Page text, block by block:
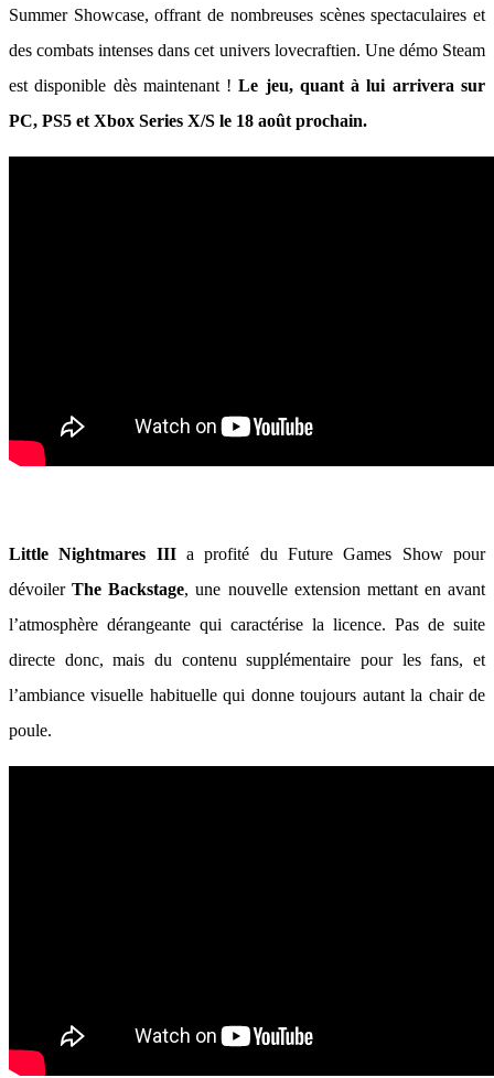
Summer Showcase, offrant de nombreuses scènes spectaculaires et
des combats intenses dans cet univers lovecraftien. Une démo Steam
est disponible dès maintenant !Le jeu, quant à lui arrivera sur
PC, PS5 et Xbox Series X/S le 18 août prochain.
Little Nightmares IIIa profité du Future Games Show pour
dévoilerThe Backstage, une nouvelle extension mettant en avant
l’atmosphère dérangeante qui caractérise la licence. Pas de suite
directe donc, mais du contenu supplémentaire pour les fans, et
l’ambiance visuelle habituelle qui donne toujours autant la chair de
poule.